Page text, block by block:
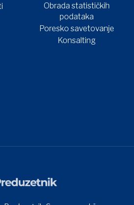
Obrada statističkih
podataka
Poresko savetovanje
Konsalting